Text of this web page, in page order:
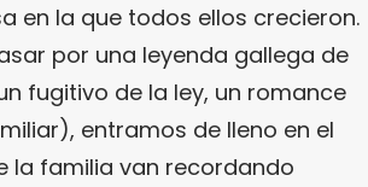
en la que todos ellos crecieron.
por una leyenda gallega de
fugitivo de la ley, un romance
entramos de lleno en el
la familia van recordando